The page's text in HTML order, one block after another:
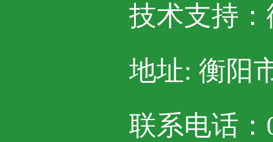
技术支持
地址: 衡阳
联系电话